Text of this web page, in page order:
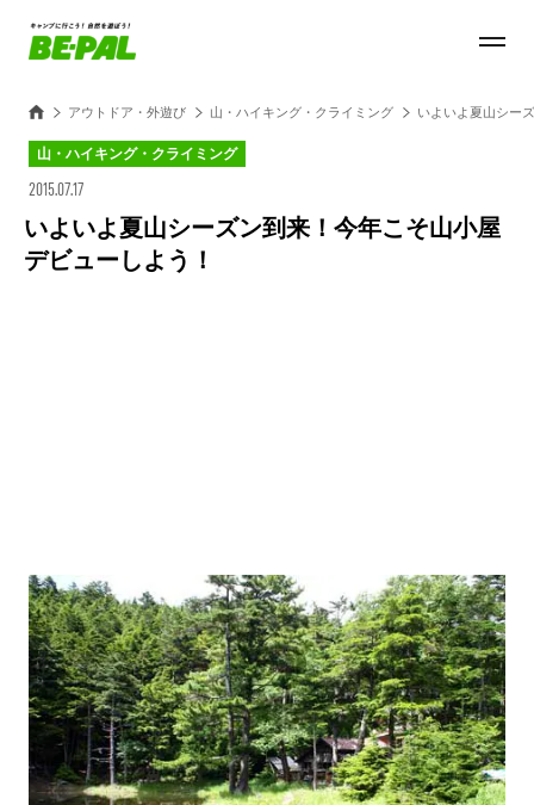
アウトドア・外遊び 山・ハイキング・クライミング いよいよ夏山シー
山・ハイキング・クライミング
2015.07.17
いよいよ夏山シーズン到来！今年こそ山小屋
デビューしよう！